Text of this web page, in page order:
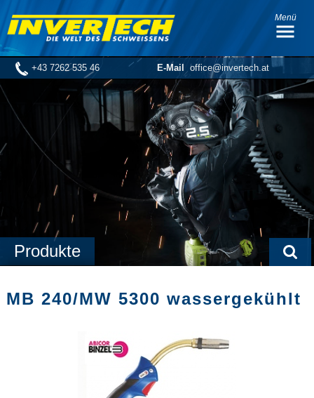
+43 7262 535 46 E-Mail office@invertech.at
Menü
Produkte
MB 240/MW 5300 wassergekühlt